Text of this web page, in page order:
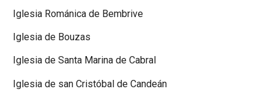
Iglesia Románica de Bembrive
Iglesia de Bouzas
Iglesia de Santa Marina de Cabral
Iglesia de san Cristóbal de Candeán